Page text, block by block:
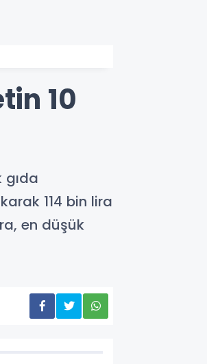
10
gıda
114 bin lira
en düşük